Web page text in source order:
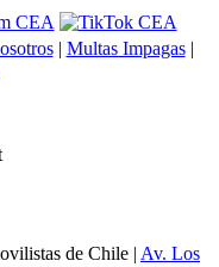
| Multas Impagas|
de Chile | Av. Los